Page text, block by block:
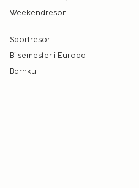
Weekendresor
Sportresor
Bilsemester i Europa
Barnkul